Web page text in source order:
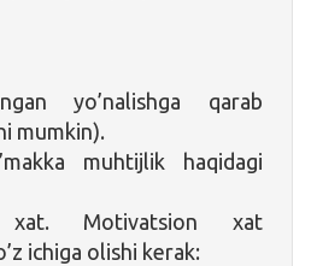
yo’nalishga qarab
mumkin).
muhtijlik haqidagi
xat. Motivatsion xat
ichiga olishi kerak: